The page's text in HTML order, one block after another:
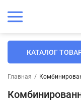
КАТАЛОГ
Главная /